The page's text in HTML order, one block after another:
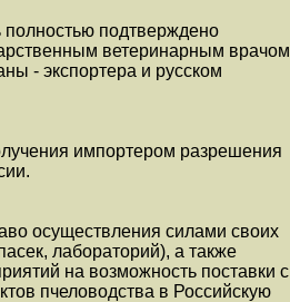
подтверждено
ветеринарным врачом
- экспортера и русском
импортером разрешения
осуществления силами своих
лабораторий), а также
на возможность поставки с
пчеловодства в Российскую